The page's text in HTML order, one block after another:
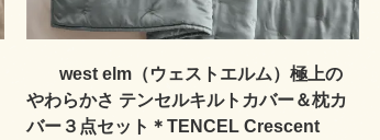
west elm（ウェストエルム）極上の
やわらかさ テンセルキルトカバー＆枕カ
バー３点セット＊TENCEL Crescent